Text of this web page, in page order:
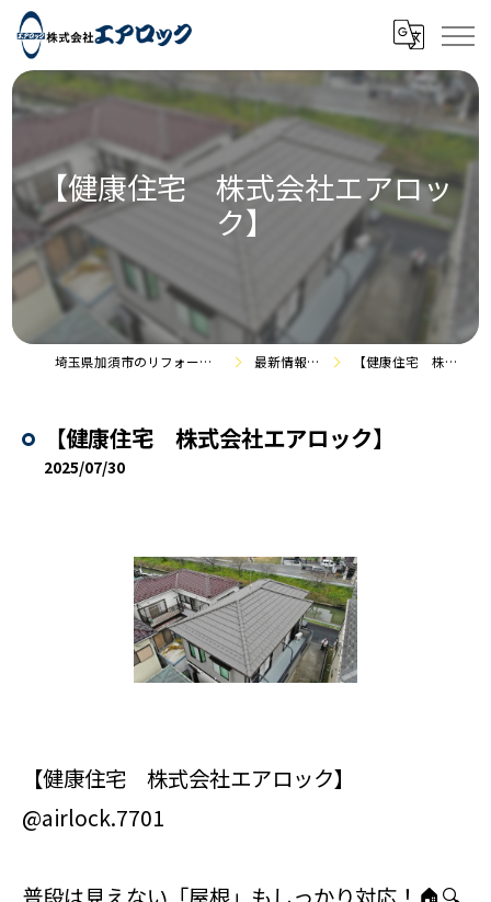
【健康住宅 株式会社エアロッ
ク】
埼玉県加須市のリフォームなら株式会社エアロック 最新情報・施工事例 【健康住宅 株式会社エアロック】
【健康住宅 株式会社エアロック】
2025/07/30
【健康住宅 株式会社エアロック】
@airlock.7701